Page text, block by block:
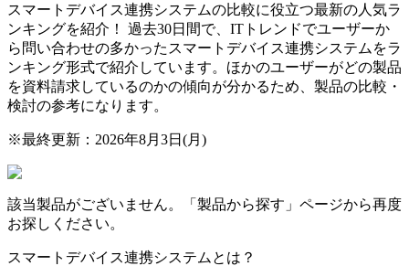
スマートデバイス連携システムの比較に役立つ最新の人気ラ
ンキングを紹介！ 過去30日間で、ITトレンドでユーザーか
ら問い合わせの多かったスマートデバイス連携システムをラ
ンキング形式で紹介しています。ほかのユーザーがどの製品
を資料請求しているのかの傾向が分かるため、製品の比較・
検討の参考になります。
※最終更新： 2026年8月3日(月)
該当製品がございません。「製品から探す」ページから再度
お探しください。
スマートデバイス連携システムとは？